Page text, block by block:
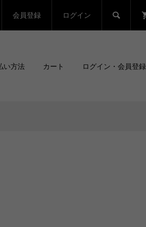
会員登録 ログイン 
い方法 カート ログイン・会員登録